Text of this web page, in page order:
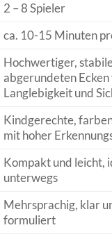
2 – 8 Spieler
ca. 10-15 Minuten
Hochwertiger,
abgerundeten
Langlebigkeit und
Kindgerechte,
mit hoher
Kompakt und leicht,
unterwegs
Mehrsprachig, klar
formuliert